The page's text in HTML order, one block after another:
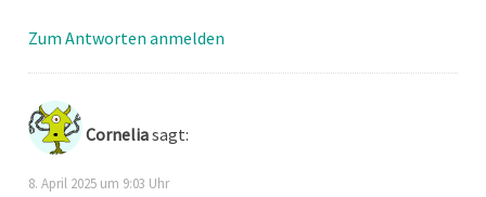
Zum Antworten anmelden
Corneliasagt:
8. April 2025 um 9:03 Uhr